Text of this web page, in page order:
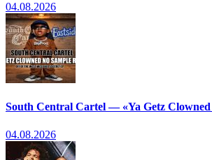
04.08.2026
South Central Cartel — «Ya Getz Clowned
04.08.2026